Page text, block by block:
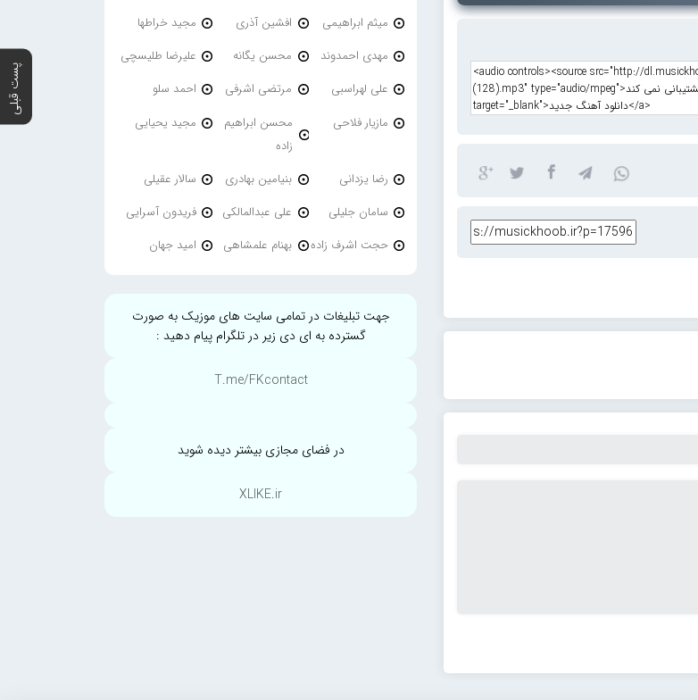
پست قبلی
میثم ابراهیمی
افشین آذری
مجید خراطها
مهدی احمدوند
محسن یگانه
علیرضا طلیسچی
علی لهراسبی
مرتضی اشرفی
احمد سلو
مازیار فلاحی
محسن ابراهیم
زاده
مجید یحیایی
رضا یزدانی بنیامین بهادری
سالار عقیلی
سامان جلیلی
علی عبدالمالکی
فریدون آسرایی
حجت اشرف زاده
بهنام علمشاهی امید جهان
جهت تبلیغات در تمامی سایت های موزیک به صورت
گسترده به ای دی زیر در تلگرام پیام دهید :
T.me/FKcontact
در فضای مجازی بیشتر دیده شوید
XLIKE.ir